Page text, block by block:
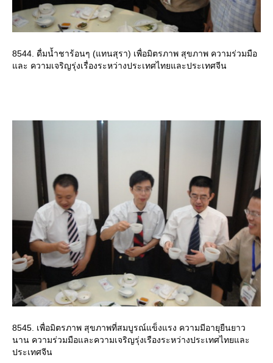
8544. ดื่มน้ำชาร้อนๆ (แทนสุรา) เพื่อมิตรภาพ สุขภาพ ความร่วมมือ
ละ ความเจริญรุ่งเรื่องระหว่างประเทศไทยและประเทศจีน
8545. เพื่อมิตรภาพ สุขภาพที่สมบูรณ์แข็งแรง ความมีอายุยืนยาว
นาน ความร่วมมือและความเจริญรุ่งเรืองระหว่างประเทศไทยและ
ประเทศจีน